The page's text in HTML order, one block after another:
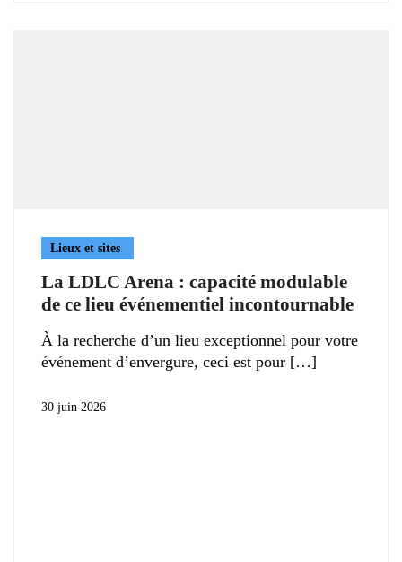
Lieux et sites
La LDLC Arena : capacité modulable
de ce lieu événementiel incontournable
À la recherche d’un lieu exceptionnel pour votre
événement d’envergure, ceci est pour
30 juin 2026